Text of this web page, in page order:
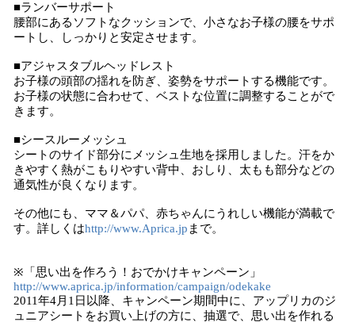
■ランバーサポート
腰部にあるソフトなクッションで、小さなお子様の腰をサポ
ートし、しっかりと安定させます。
■アジャスタブルヘッドレスト
お子様の頭部の揺れを防ぎ、姿勢をサポートする機能です。
お子様の状態に合わせて、ベストな位置に調整することがで
きます。
■シースルーメッシュ
シートのサイド部分にメッシュ生地を採用しました。汗をか
きやすく熱がこもりやすい背中、おしり、太もも部分などの
通気性が良くなります。
その他にも、ママ＆パパ、赤ちゃんにうれしい機能が満載で
す。詳しくはhttp://www.Aprica.jp まで。
※「思い出を作ろう！おでかけキャンペーン」
http://www.aprica.jp/information/campaign/odekake
2011年4月1日以降、キャンペーン期間中に、アップリカのジ
ュニアシートをお買い上げの方に、抽選で、思い出を作れる